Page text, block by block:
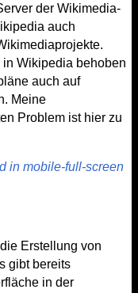
der Wikimedia-
auch
Wikipedia behoben
auch auf
Meine
Problem ist hier zu
in mobile-full-screen
Erstellung von
gibt bereits
in der